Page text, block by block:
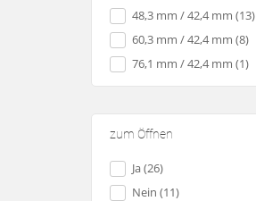
48,3 mm / 42,4 mm (13)
60,3 mm / 42,4 mm (8)
76,1 mm / 42,4 mm (1)
zum Öffnen
Ja (26)
Nein (11)